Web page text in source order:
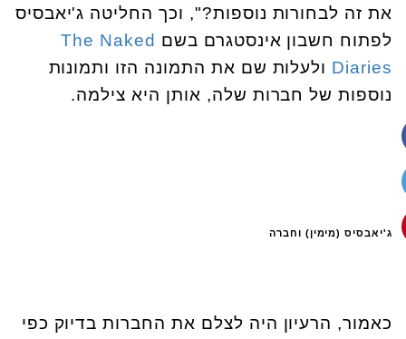
את זה לבחורות נוספות?", וכך החליטה ג'יאבסיס
לפתוח חשבון אינסטגרם בשם The Naked
Diaries ולעלות שם את התמונה הזו ותמונות
נוספות של חברות שלה, אותן היא צילמה.
ג'יאבסיס (מימין) וחברה
כאמור, הרעיון היה לצלם את החברות בדיוק כפי